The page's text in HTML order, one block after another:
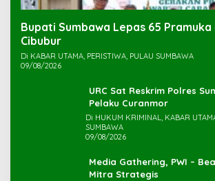
Bupati Sumbawa Lepas 65
Cibubur ‎
Di KABAR UTAMA, PERISTIWA, PULAU SUMBAWA
09/08/2026
URC Sat Reskrim Polres
Di HUKUM KRIMINAL, KABAR
SUMBAWA
09/08/2026
Media Gathering, PWI –
Mitra Strategis